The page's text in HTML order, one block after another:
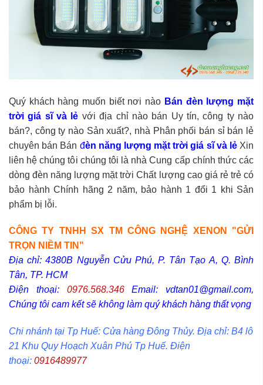
Quý khách hàng muốn biết nơi nào Bán đèn lượng mặt
trờigiá sĩ và lẻ với địa chỉ nào bán Uy tín, công ty nào
bán?, công ty nào Sản xuất?, nhà Phân phối bán sỉ bán lẻ
chuyên bán Bán đèn năng lượng mặt trời giá sĩ và lẻXin
liên hệ chúng tôi chúng tôi là nhà Cung cấp chính thức các
dòng đèn năng lượng mặt trời Chất lượng cao giá rẻ trẻ có
bảo hành Chính hãng 2 năm, bảo hành 1 đổi 1 khi Sản
phẩm bị lỗi.
CÔNG TY TNHH SX TM CÔNG NGHỆ XENON "GỬI
TRỌN NIỀM TIN"
Địa chỉ: 4380B Nguyễn Cửu Phú, P. Tân Tạo A, Q. Bình
Tân, TP. HCM
Điện thoại: 0976.568.346Email: vdtan01@gmail.com,
Chúng tôi cam kết sẽ không làm quý khách hàng thất vọng
Chi nhánh tại Tp Huế: Cửa hàng Đông Thủy. Địa chỉ: B4 lô
21 Khu Quy Hoạch Xuân Phú Tp Huế. Điện
thoại: 0916489977